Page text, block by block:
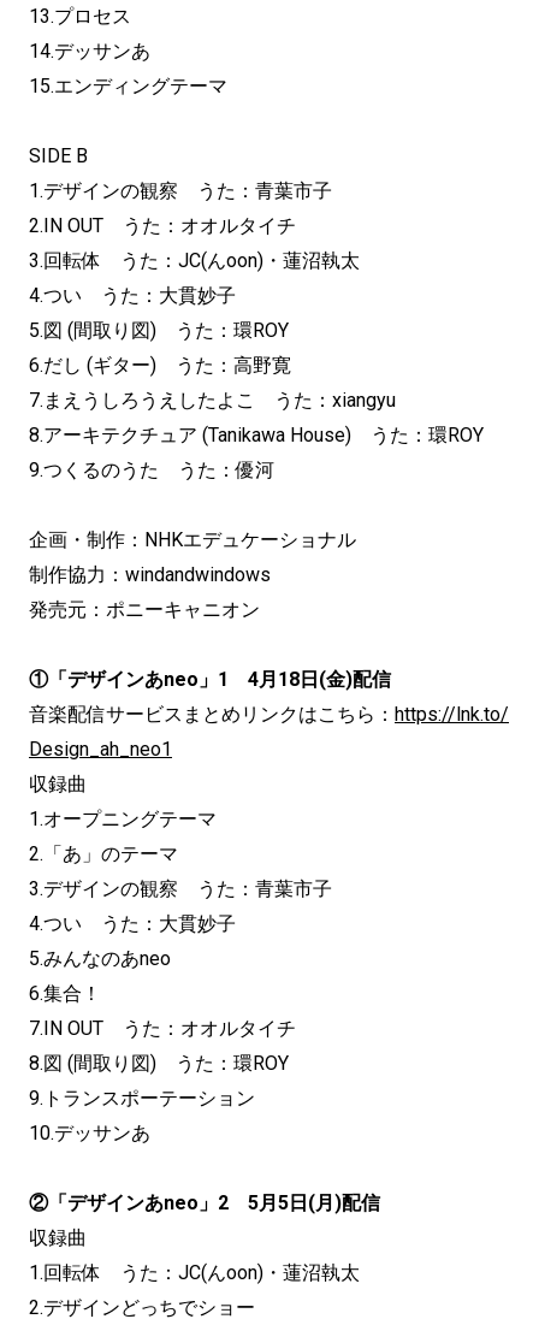
13.プロセス
14.デッサンあ
15.エンディングテーマ
SIDE B
1.デザインの観察 うた：青葉市子
2.IN OUT うた：オオルタイチ
3.回転体 うた：JC(んoon)・蓮沼執太
4.つい うた：大貫妙子
5.図 (間取り図) うた：環ROY
6.だし (ギター) うた：高野寛
7.まえうしろうえしたよこ うた：xiangyu
8.アーキテクチュア (Tanikawa House) うた：環ROY
9.つくるのうた うた：優河
企画・制作：NHKエデュケーショナル
制作協力：windandwindows
発売元：ポニーキャニオン
①「デザインあneo」1 4月18日(金)配信
音楽配信サービスまとめリンクはこちら： https://lnk.to/
Design_ah_neo1
収録曲
1.オープニングテーマ
2.「あ」のテーマ
3.デザインの観察 うた：青葉市子
4.つい うた：大貫妙子
5.みんなのあneo
6.集合！
7.IN OUT うた：オオルタイチ
8.図 (間取り図) うた：環ROY
9.トランスポーテーション
10.デッサンあ
②「デザインあneo」2 5月5日(月)配信
収録曲
1.回転体 うた：JC(んoon)・蓮沼執太
2.デザインどっちでショー